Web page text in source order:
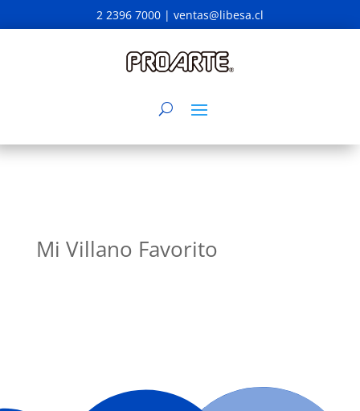
2 2396 7000 | ventas@libesa.cl
Mi Villano Favorito